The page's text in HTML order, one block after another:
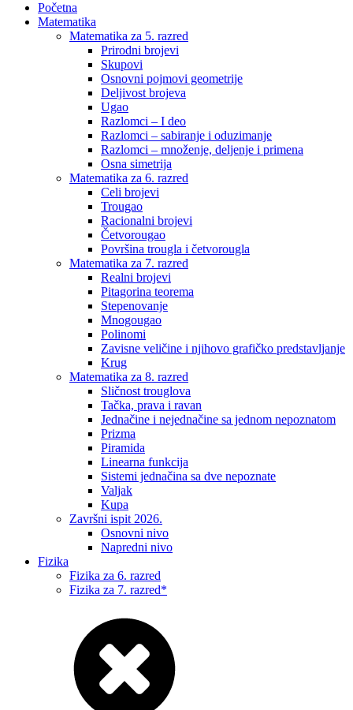
Početna
Matematika
Matematika za 5. razred
Prirodni brojevi
Skupovi
Osnovni pojmovi geometrije
Deljivost brojeva
Ugao
Razlomci – I deo
Razlomci – sabiranje i oduzimanje
Razlomci – množenje, deljenje i primena
Osna simetrija
Matematika za 6. razred
Celi brojevi
Trougao
Racionalni brojevi
Četvorougao
Površina trougla i četvorougla
Matematika za 7. razred
Realni brojevi
Pitagorina teorema
Stepenovanje
Mnogougao
Polinomi
Zavisne veličine i njihovo grafičko predstavljanje
Krug
Matematika za 8. razred
Sličnost trouglova
Tačka, prava i ravan
Jednačine i nejednačine sa jednom nepoznatom
Prizma
Piramida
Linearna funkcija
Sistemi jednačina sa dve nepoznate
Valjak
Kupa
Završni ispit 2026.
Osnovni nivo
Napredni nivo
Fizika
Fizika za 6. razred
Fizika za 7. razred*